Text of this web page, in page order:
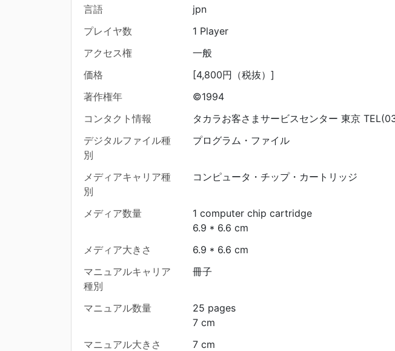
言語
jpn
プレイヤ数
1 Player
アクセス権
一般
価格
[4,800円（税抜）]
著作権年
©1994
コンタクト情報
タカラお客さまサービスセンター 東京
デジタルファイル種
別
プログラム・ファイル
メディアキャリア種
別
コンピュータ・チップ・カートリッジ
メディア数量
1 computer chip cartridge
6.9 * 6.6 cm
メディア大きさ
6.9 * 6.6 cm
マニュアルキャリア
種別
冊子
マニュアル数量
25 pages
7 cm
マニュアル大きさ
7 cm